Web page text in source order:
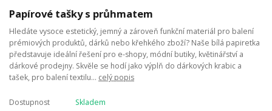
Papírové tašky s průhmatem
Hledáte vysoce estetický, jemný a zároveň funkční materiál pro balení
prémiových produktů, dárků nebo křehkého zboží? Naše bílá papiretka
představuje ideální řešení pro e-shopy, módní butiky, květinářství a
dárkové prodejny. Skvěle se hodí jako výplň do dárkových krabic a
tašek, pro balení textilu... celý popis
Dostupnost
Skladem